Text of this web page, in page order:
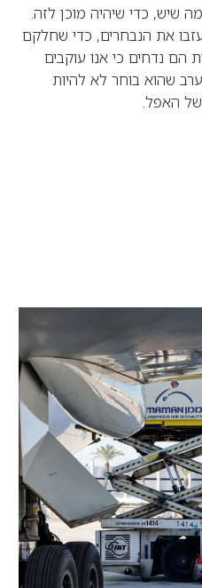
שיש, כדי שיהיה מוכן לזה.
את הנבחרים, כדי שחלקם
הם נדחים כי אנו עוקבים
שהוא בוחר לא להיות
של האפל.